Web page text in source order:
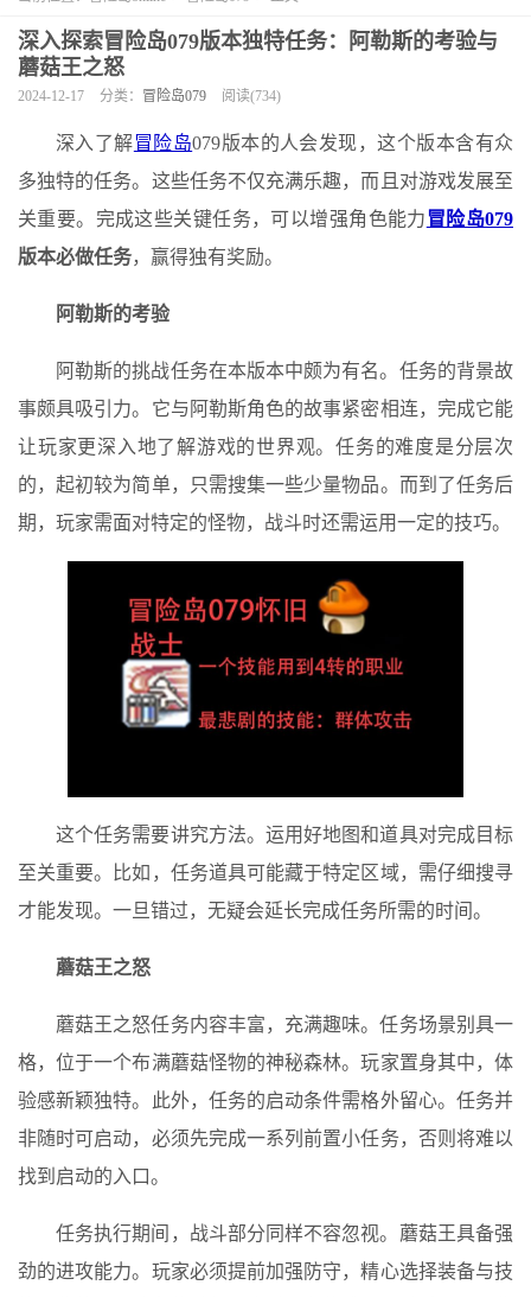
深入探索冒险岛079版本独特任务：阿勒斯的考验与
蘑菇王之怒
2024-12-17 分类： 冒险岛079 阅读(734)
深入了解冒险岛079版本的人会发现，这个版本含有众
多独特的任务。这些任务不仅充满乐趣，而且对游戏发展至
关重要。完成这些关键任务，可以增强角色能力冒险岛079
版本必做任务，赢得独有奖励。
阿勒斯的考验
阿勒斯的挑战任务在本版本中颇为有名。任务的背景故
事颇具吸引力。它与阿勒斯角色的故事紧密相连，完成它能
让玩家更深入地了解游戏的世界观。任务的难度是分层次
的，起初较为简单，只需搜集一些少量物品。而到了任务后
期，玩家需面对特定的怪物，战斗时还需运用一定的技巧。
这个任务需要讲究方法。运用好地图和道具对完成目标
至关重要。比如，任务道具可能藏于特定区域，需仔细搜寻
才能发现。一旦错过，无疑会延长完成任务所需的时间。
蘑菇王之怒
蘑菇王之怒任务内容丰富，充满趣味。任务场景别具一
格，位于一个布满蘑菇怪物的神秘森林。玩家置身其中，体
验感新颖独特。此外，任务的启动条件需格外留心。任务并
非随时可启动，必须先完成一系列前置小任务，否则将难以
找到启动的入口。
任务执行期间，战斗部分同样不容忽视。蘑菇王具备强
劲的进攻能力。玩家必须提前加强防守，精心选择装备与技